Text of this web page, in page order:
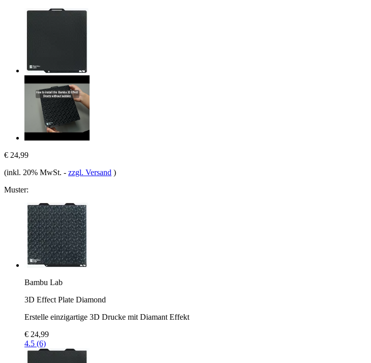
€ 24,99
(inkl. 20% MwSt. - zzgl. Versand )
Muster:
Bambu Lab
3D Effect Plate Diamond
Erstelle einzigartige 3D Drucke mit Diamant Effekt
€ 24,99
4.5 (6)